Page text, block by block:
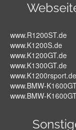
www.R1200ST.de
www.K1200S.de
www.K1200GT.de
www.K1300GT.de
www.K1200rsport.de
www.BMW-
www.BMW-